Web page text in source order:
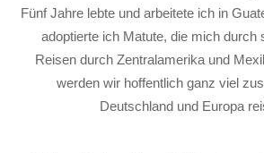
Fünf Jahre lebte und arbeitete ich in
adoptierte ich Matute, die mich durch
Reisen durch Zentralamerika und
werden wir hoffentlich ganz viel
Deutschland und Europa